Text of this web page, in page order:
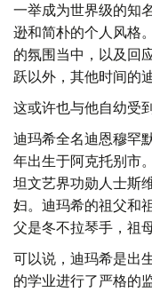
一举成为世界级的知
逊和简朴的个人风格
的氛围当中，以及回
跃以外，其他时间的
这或许也与他自幼受
迪玛希全名迪恩穆罕
年出生于阿克托别市
坦文艺界功勋人士斯
妇。迪玛希的祖父和
父是冬不拉琴手，祖
可以说，迪玛希是出
的学业进行了严格的